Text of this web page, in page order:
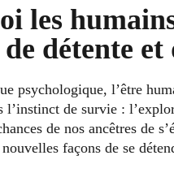
les
de détente
psychologique, l’être
l’instinct de survie :
de nos ancêtres de
façons de se